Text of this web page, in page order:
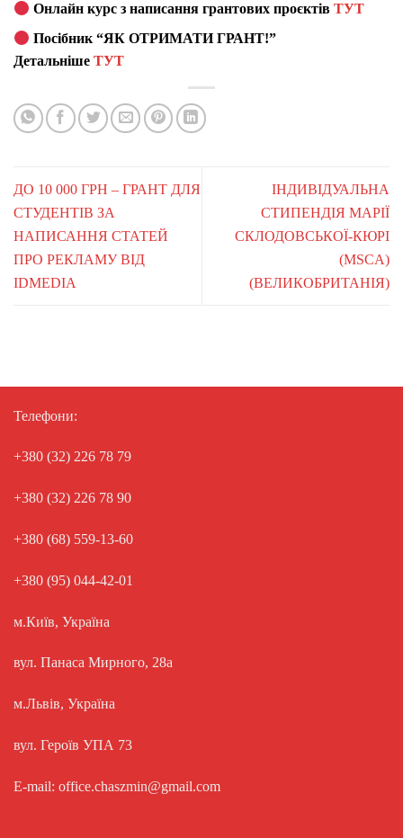
Онлайн курс з написання грантових проєктівТУТ
Посібник “ЯК ОТРИМАТИ ГРАНТ!”
Детальніше ТУТ
ДО 10 000 ГРН – ГРАНТ ДЛЯ
СТУДЕНТІВ ЗА
НАПИСАННЯ СТАТЕЙ
ПРО РЕКЛАМУ ВІД
IDMEDIA
ІНДИВІДУАЛЬНА
СТИПЕНДІЯ МАРІЇ
СКЛОДОВСЬКОЇ-КЮРІ
(MSCA)
(ВЕЛИКОБРИТАНІЯ)
Телефони:
+380 (32) 226 78 79
+380 (32) 226 78 90
+380 (68) 559-13-60
+380 (95) 044-42-01
м.Київ, Україна
вул. Панаса Мирного, 28а
м.Львів, Україна
вул. Героїв УПА 73
E-mail: office.chaszmin@gmail.com